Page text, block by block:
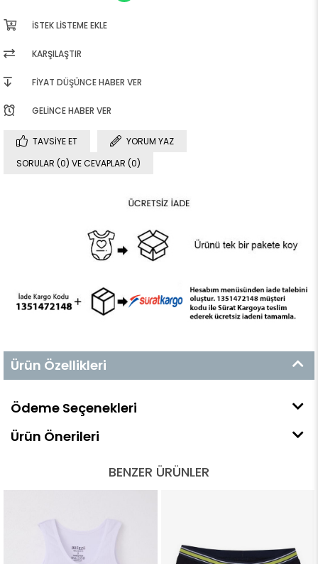
İSTEK LISTEME EKLE
KARŞILAŞTIR
FIYAT DÜŞÜNCE HABER VER
GELINCE HABER VER
TAVSIYE ET
YORUM YAZ
SORULAR (0) VE CEVAPLAR (0)
Ürün Özellikleri
Ödeme Seçenekleri
Ürün Önerileri
BENZER ÜRÜNLER